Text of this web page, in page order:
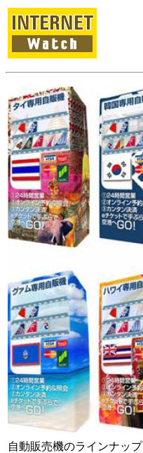
自動販売機のラインナップ